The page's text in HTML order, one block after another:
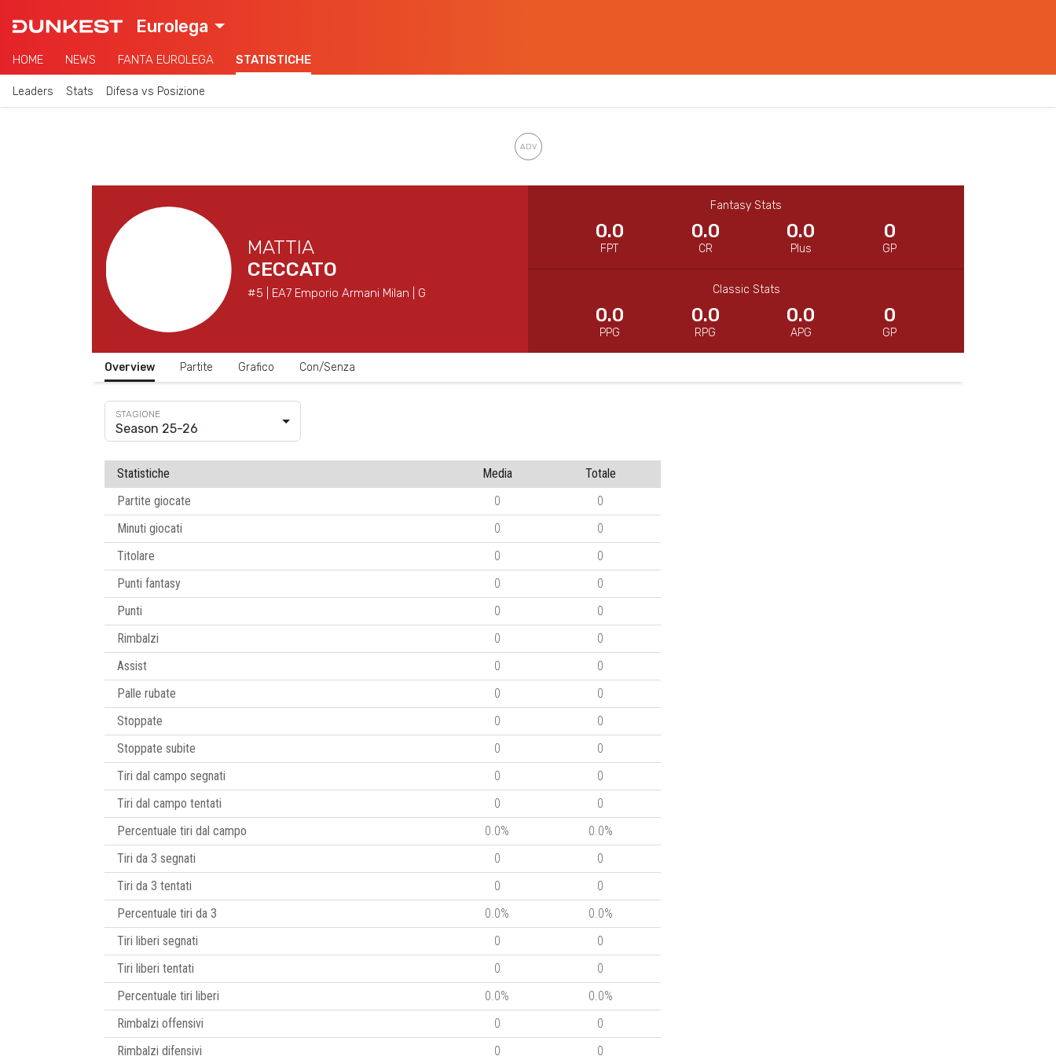
Eurolega
HOME NEWS FANTA EUROLEGA STATISTICHE
Leaders Stats Difesa vs Posizione
MATTIA
CECCATO
#5 | EA7 Emporio Armani Milan | G
Fantasy Stats
0.0
FPT
0.0
CR
0.0
Plus
0
GP
Classic Stats
0.0
PPG
0.0
RPG
0.0
APG
0
GP
Overview Partite Grafico Con/Senza
Season 25-26
Statistiche Media
Totale
Partite giocate
0
0
Minuti giocati
0
0
Titolare
0
0
Punti fantasy
0
0
Punti
0
0
Rimbalzi
0
0
Assist
0
0
Palle rubate
0
0
Stoppate
0
0
Stoppate subite
0
0
Tiri dal campo segnati
0
0
Tiri dal campo tentati
0
0
Percentuale tiri dal campo
0.0%
0.0%
Tiri da 3 segnati
0
0
Tiri da 3 tentati
0
0
Percentuale tiri da 3
0.0%
0.0%
Tiri liberi segnati
0
0
Tiri liberi tentati
0
0
Percentuale tiri liberi
0.0%
0.0%
Rimbalzi offensivi
0
0
Rimbalzi difensivi
0 0